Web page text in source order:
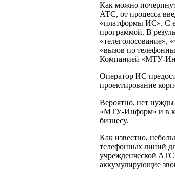
Как можно
АТС, от процесса
«платформы ИС». С
программой. В
«телеголосование»,
«вызов по
Компанией «МТУ-
Оператор ИС
проектирование
Вероятно, нет нужды
«МТУ-Информ» и в
бизнесу.
Как известно,
телефонных линий
учрежденческой
аккумулирующие